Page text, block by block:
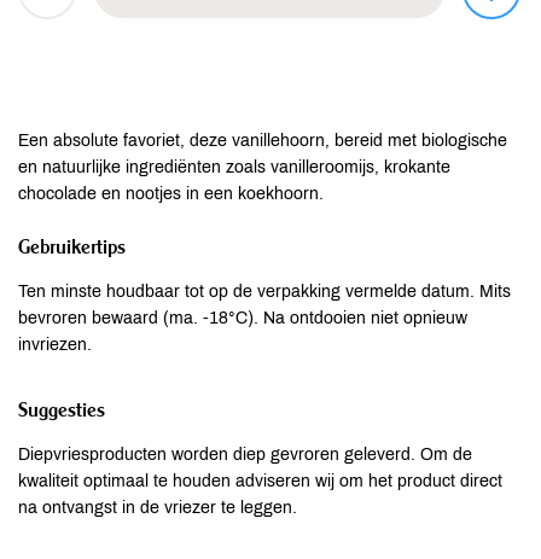
Een absolute favoriet, deze vanillehoorn, bereid met biologische
en natuurlijke ingrediënten zoals vanilleroomijs, krokante
chocolade en nootjes in een koekhoorn.
Gebruikertips
Ten minste houdbaar tot op de verpakking vermelde datum. Mits
bevroren bewaard (ma. -18°C). Na ontdooien niet opnieuw
invriezen.
Suggesties
Diepvriesproducten worden diep gevroren geleverd. Om de
kwaliteit optimaal te houden adviseren wij om het product direct
na ontvangst in de vriezer te leggen.